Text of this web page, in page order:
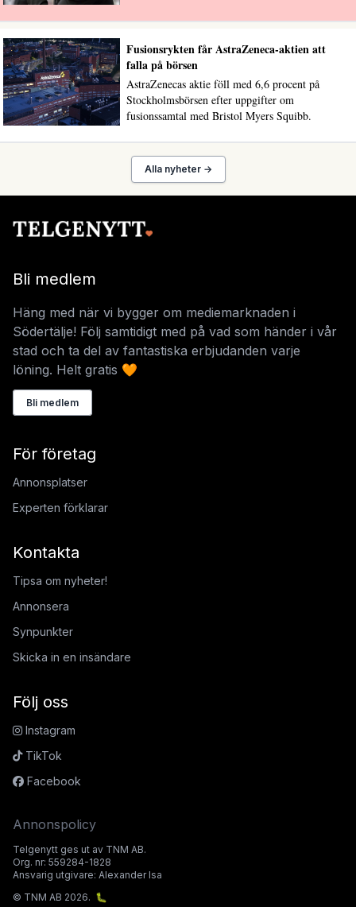
Fusionsrykten får AstraZeneca-aktien att
falla på börsen
AstraZenecas aktie föll med 6,6 procent på
Stockholmsbörsen efter uppgifter om
fusionssamtal med Bristol Myers Squibb.
Alla nyheter →
Bli medlem
Häng med när vi bygger om mediemarknaden i
Södertälje! Följ samtidigt med på vad som händer i vår
stad och ta del av fantastiska erbjudanden varje
löning. Helt gratis 🧡
Bli medlem
För företag
Annonsplatser
Experten förklarar
Kontakta
Tipsa om nyheter!
Annonsera
Synpunkter
Skicka in en insändare
Följ oss
Instagram
TikTok
Facebook
Annonspolicy
Telgenytt ges ut av TNM AB.
Org. nr: 559284-1828
Ansvarig utgivare: Alexander Isa
© TNM AB 2026. 🐛